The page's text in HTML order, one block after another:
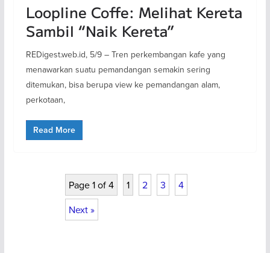
Loopline Coffe: Melihat Kereta
Sambil “Naik Kereta”
REDigest.web.id, 5/9 – Tren perkembangan kafe yang
menawarkan suatu pemandangan semakin sering
ditemukan, bisa berupa view ke pemandangan alam,
perkotaan,
Read More
Page 1 of 4 1 2 3
4
Next »